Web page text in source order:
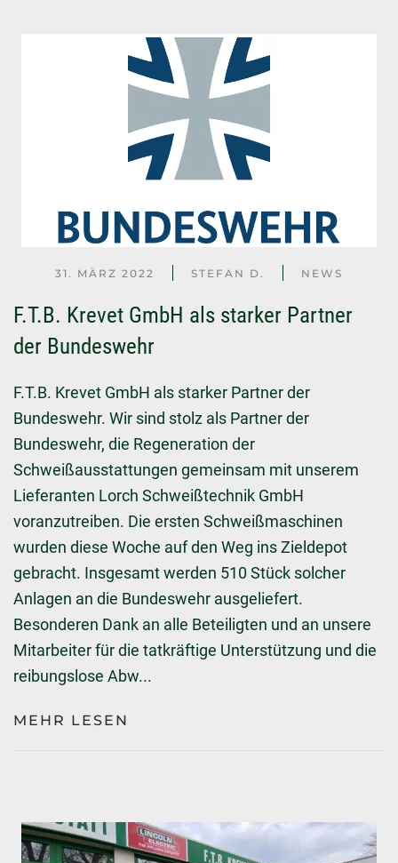
31. MÄRZ 2022 STEFAN D. NEWS
F.T.B. Krevet GmbH als starker Partner
der Bundeswehr
F.T.B. Krevet GmbH als starker Partner der
Bundeswehr. Wir sind stolz als Partner der
Bundeswehr, die Regeneration der
Schweißausstattungen gemeinsam mit unserem
Lieferanten Lorch Schweißtechnik GmbH
voranzutreiben. Die ersten Schweißmaschinen
wurden diese Woche auf den Weg ins Zieldepot
gebracht. Insgesamt werden 510 Stück solcher
Anlagen an die Bundeswehr ausgeliefert.
Besonderen Dank an alle Beteiligten und an unsere
Mitarbeiter für die tatkräftige Unterstützung und die
reibungslose Abw...
MEHR LESEN